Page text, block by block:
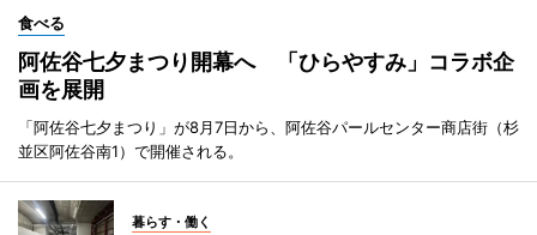
食べる
阿佐谷七夕まつり開幕へ 「ひらやすみ」コラボ企
画を展開
「阿佐谷七夕まつり」が8月7日から、阿佐谷パールセンター商店街（杉
並区阿佐谷南1）で開催される。
暮らす・働く